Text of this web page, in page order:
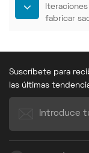
fabricar
Suscríbete para
las últimas